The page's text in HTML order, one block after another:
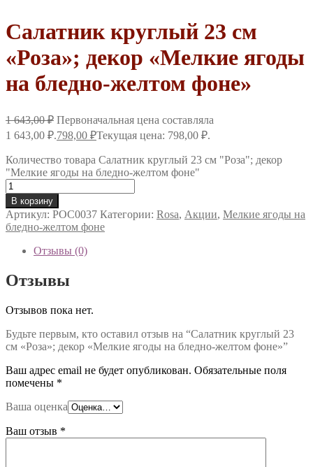
Салатник круглый 23 см
«Роза»; декор «Мелкие ягоды
на бледно-желтом фоне»
1 643,00₽ Первоначальная цена составляла
1 643,00 ₽.798,00 ₽Текущая цена: 798,00 ₽.
Количество товара Салатник круглый 23 см "Роза"; декор
"Мелкие ягоды на бледно-желтом фоне"
В корзину
Артикул: РОС0037 Категории: Rosa, Акции, Мелкие ягоды на
бледно-желтом фоне
Отзывы (0)
Отзывы
Отзывов пока нет.
Будьте первым, кто оставил отзыв на “Салатник круглый 23
см «Роза»; декор «Мелкие ягоды на бледно-желтом фоне»”
Ваш адрес email не будет опубликован. Обязательные поля
помечены *
Ваша оценка
Ваш отзыв *